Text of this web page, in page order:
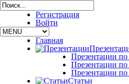
Регистрация
Войти
Главная
Презентации по
Презентации по
Презентации
Статьи